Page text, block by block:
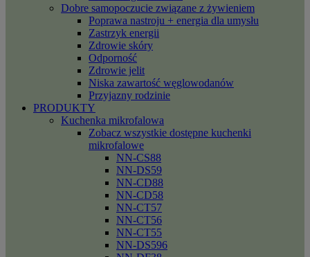
Dobre samopoczucie związane z żywieniem
Poprawa nastroju + energia dla umysłu
Zastrzyk energii
Zdrowie skóry
Odporność
Zdrowie jelit
Niska zawartość węglowodanów
Przyjazny rodzinie
PRODUKTY
Kuchenka mikrofalowa
Zobacz wszystkie dostępne kuchenki
mikrofalowe
NN-CS88
NN-DS59
NN-CD88
NN-CD58
NN-CT57
NN-CT56
NN-CT55
NN-DS596